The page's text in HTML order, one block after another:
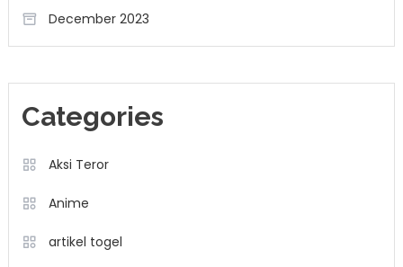
December 2023
Categories
Aksi Teror
Anime
artikel togel